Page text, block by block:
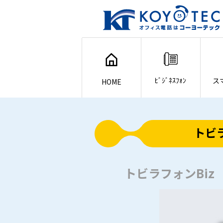
HOME ﾋﾞｼﾞﾈｽﾌｫﾝ ス
トビ
トビラフォンBiz